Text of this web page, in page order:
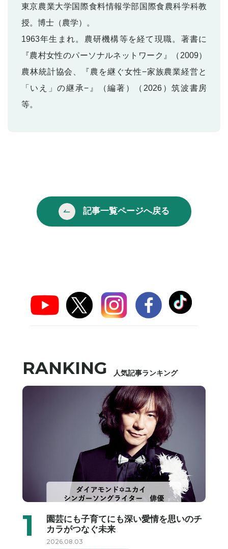
東京農業大学国際食料情報学部国際食農科学科教
授。博士（農学）。
1963年生まれ。農研機構等を経て現職。著書に
『農村女性のパーソナルネットワーク』（2009）
農林統計協会、『農を継ぐ女性−家族農業経営と
「いえ」の継承−』（編著）（2026）筑波書房
等。
記事一覧ページへ戻る
RANKING 人気記事ランキング
園芸にも子育てにも深い愛情を思いのチ
カラがつなぐ未来
2026.08.03